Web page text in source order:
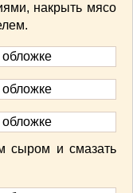
накрыть мясо
сыром и смазать